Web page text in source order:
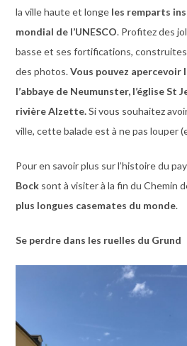
la ville haute et longe les remparts
mondial de l’UNESCO. Profitez des
basse et ses fortifications, construites
des photos.Vous pouvez apercevoir
l’abbaye de Neumunster, l’église St
rivière Alzette.Si vous souhaitez
ville, cette balade est à ne pas louper
Pour en savoir plus sur l’histoire du
Bocksont à visiter à la fin du Chemin
plus longues casemates du monde.
Se perdre dans les ruelles du Grund